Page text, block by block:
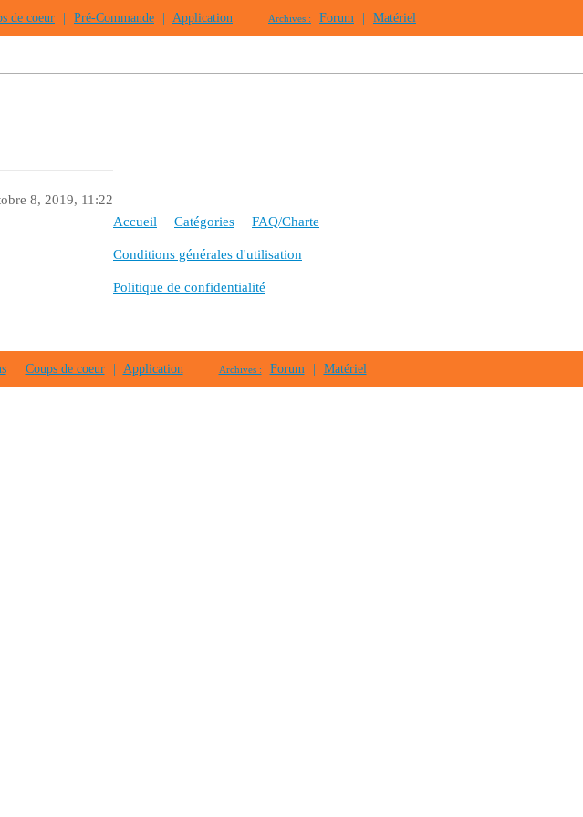
de coeur Pré-Commande Application Archives : Forum Matériel
8, 2019, 11:22
Accueil Catégories FAQ/Charte
Conditions générales d'utilisation
Politique de confidentialité
| Coups de coeur | Application Archives : Forum | Matériel